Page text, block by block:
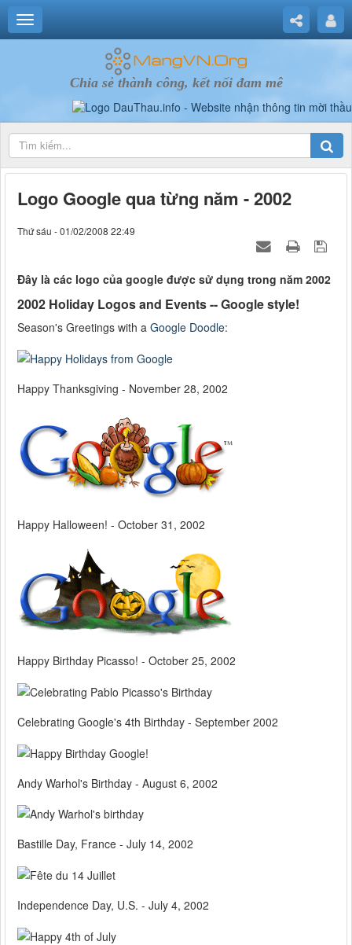
Chia sẻ thành công, kết nối đam mê
Logo Google qua từng năm - 2002
Thứ sáu - 01/02/2008 22:49
Đây là các logo của google được sử dụng trong năm 2002
2002 Holiday Logos and Events -- Google style!
Season's Greetings with a Google Doodle:
Happy Thanksgiving - November 28, 2002
Happy Halloween! - October 31, 2002
Happy Birthday Picasso! - October 25, 2002
Celebrating Google's 4th Birthday - September 2002
Andy Warhol's Birthday - August 6, 2002
Bastille Day, France - July 14, 2002
Independence Day, U.S. - July 4, 2002